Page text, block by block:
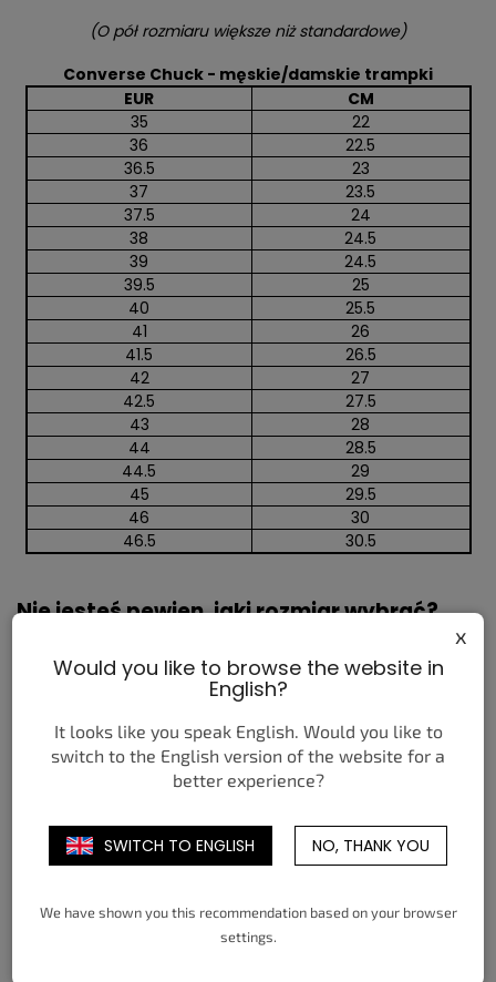
(O pół rozmiaru większe niż standardowe)
Converse Chuck - męskie/damskie trampki
EUR
CM
35
22
36
22.5
36.5
23
37
23.5
37.5
24
38
24.5
39
24.5
39.5
25
40
25.5
41
26
41.5
26.5
42
27
42.5
27.5
43
28
44
28.5
44.5
29
45
29.5
46
30
46.5
30.5
Nie jesteś pewien, jaki rozmiar wybrać?
Większość Converse (zwłaszcza Chuck Taylor All Star)
wypadao ½ EU większa, dlatego zalecamy wybranie
o pół rozmiaru mniejszego
Jeśli masz wąską stopę, mniejszy rozmiar będzie
pasować jeszcze lepiej, ponieważ modele są węższe w
części palców.
Jeśli wahasz się między dwoma rozmiarami, prawie
Bez stresu — możesz poprosić o
Would you like to browse the website in
English?
x
It looks like you speak English. Would you like to
switch to the English version of the website for a
better experience?
SWITCH TO ENGLISH NO, THANK YOU
We have shown you this recommendation based on your browser
settings.